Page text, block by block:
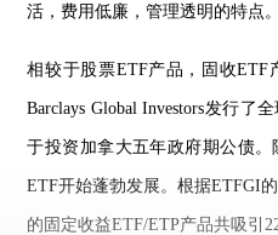
活，费用低廉，管理透明的特点。
相较于股票ETF产品，固收ETF
Barclays Global Investors发行了
于投资加拿大五年政府期公债
ETF开始蓬勃发展。根据ETFGI
的固定收益ETF/ETP产品共吸引